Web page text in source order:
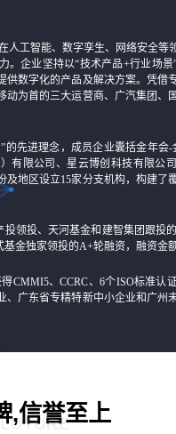
人工智能、数字孪生、网络安全等
。企业坚持以“技术产品+行业场
供数字化的产品及解决方案。凭借
动为首的三大运营商、广汽集团、
的先进理念，成员企业囊括金年会
有限公司、星云博创科技有限公
地区设立15家分支机构，构建了
投领投、天河基金和建智集团跟投
基金独家领投的A+轮融资，融资金
CMMI5、CCRC、6个ISO标准认
、广东省专精特新中小企业和广州
,信誉至上